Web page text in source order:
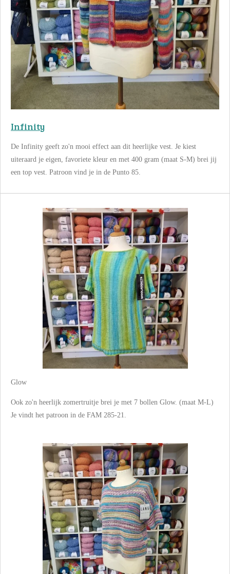
Infinity
De Infinity geeft zo'n mooi effect aan dit heerlijke vest. Je kiest
uiteraard je eigen, favoriete kleur en met 400 gram (maat S-M) brei jij
een top vest. Patroon vind je in de Punto 85.
Glow
Ook zo'n heerlijk zomertruitje brei je met 7 bollen Glow. (maat M-L)
Je vindt het patroon in de FAM 285-21.